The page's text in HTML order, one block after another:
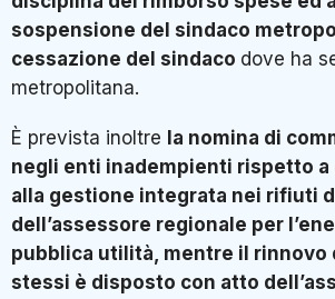
sospensione del sindaco
cessazione del sindaco dove ha
metropolitana.
È prevista inoltre la nomina di
negli enti inadempienti rispetto
alla gestione integrata nei rifiuti
dell’assessore regionale per
pubblica utilità, mentre il rinnovo
stessi è disposto con atto